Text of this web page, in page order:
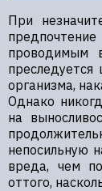
При
проводимым
организма,
Однако
на
непосильную
вреда, чем
оттого,